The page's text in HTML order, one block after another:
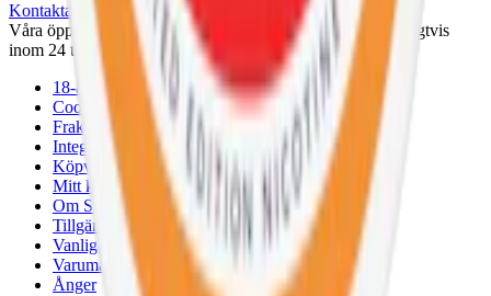
Kontakta oss
Våra öppettider är: Alla dagar 08:00 - 18:00 Vi svarar vanligtvis
inom 24 timmar på vardagar.
18-årsgräns
Cookiepolicy
Frakt- och leveransvillkor
Integritetspolicy
Köpvillkor
Mitt konto
Om Snuset.se
Tillgänglighetsredogörelse
Vanliga frågor
Varumärken
Ånger